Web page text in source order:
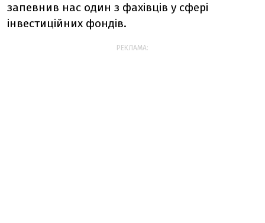
запевнив нас один з фахівців у сфері
інвестиційних фондів.
РЕКЛАМА: